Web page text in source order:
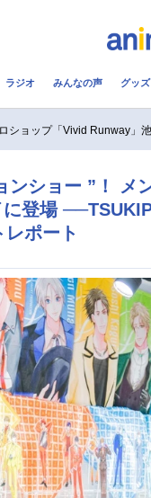
コスプレ
男性声優/
ラジオ みんなの声 グッズ
ショップ「Vivid Runway」
ンショー ”！ メ
登場
ポート